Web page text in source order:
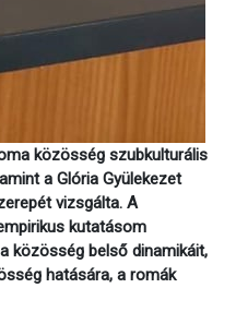
közösség szubkulturális
a Glória Gyülekezet
vizsgálta. A
kutatásom
közösség belső dinamikáit,
hatására, a romák